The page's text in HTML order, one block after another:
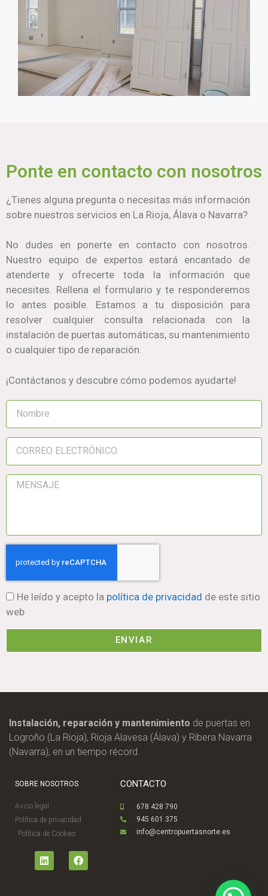
Ponte en contacto con nosotros
¿Tienes alguna pregunta o necesitas más información
sobre nuestros servicios en La Rioja, Álava o Navarra?
No dudes en ponerte en contacto con nosotros.
Nuestro equipo de expertos estará encantado de
atenderte y ofrecerte toda la información que
necesites. Rellena el formulario y te responderemos
lo antes posible. Estamos a tu disposición para
resolver cualquier consulta relacionada con la
instalación de puertas automáticas, su mantenimiento
o cualquier tipo de reparación.
¡Contáctanos y descubre cómo podemos ayudarte!
He leído y acepto la política de privacidad de este sitio
web
ENVIAR
Instalación, reparación y mantenimiento de puertas en
Logroño (La Rioja), Rioja Alavesa (Álava) y Ribera Navarra
(Navarra), en un tiempo récord.
SOBRE NOSOTROS
Aviso legal
Política de privacidad
Política de Cookies
CONTACTO
678 428 790
945 601 375
info@centropuertasnorte.es